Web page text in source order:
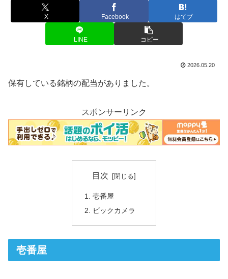
X Facebook はてブ
LINE コピー
2026.05.20
保有している銘柄の配当がありました。
スポンサーリンク
目次
壱番屋
ビックカメラ
壱番屋